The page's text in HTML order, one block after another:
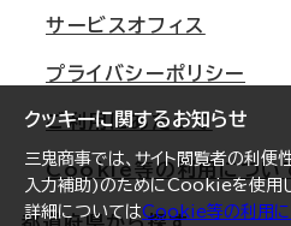
クッキーに関するお知らせ
三鬼商事では、サイト閲覧者の利便
入力補助)のためにCookieを使用し
詳細についてはCookie等の利用に
名古屋
札幌
仙台
横浜
福岡
サービスオフィス
プライバシーポリシー
ご利用にあたって
Cookie等の利用につい